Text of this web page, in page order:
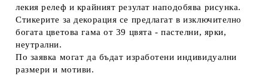
лекия релеф и крайният резулат наподобява рисунка.
Стикерите за декорация се предлагат в изключително
богата цветова гама от 39 цвятa - пастелни, ярки,
неутрални.
По заявка могат да бъдат изработени индивидуални
размери и мотиви.